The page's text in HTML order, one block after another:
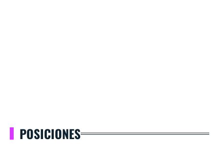
POSICIONES